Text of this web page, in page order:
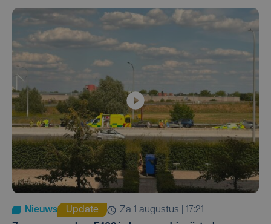
Nieuws Update
za 1 augustus | 17:21